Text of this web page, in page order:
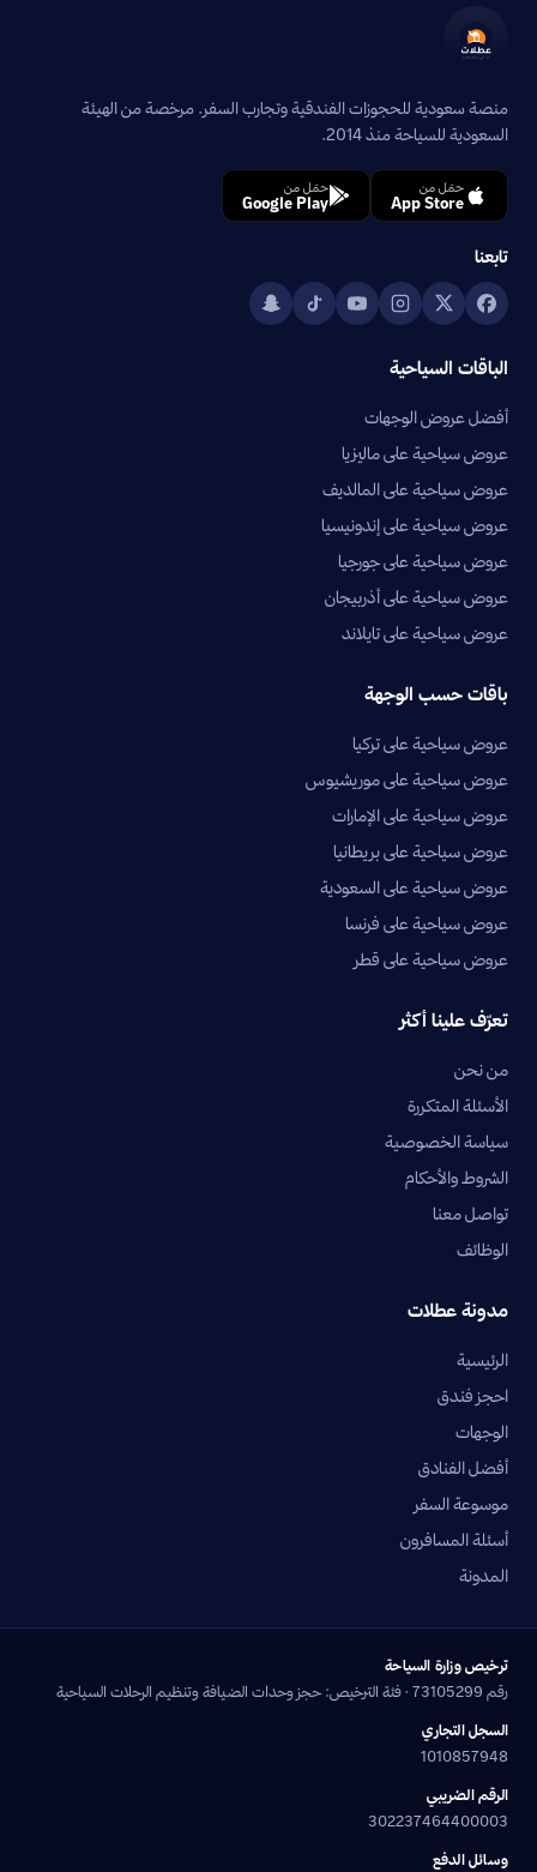
منصة سعودية للحجوزات الفندقية وتجارب السفر. مرخصة من الهيئة
السعودية للسياحة منذ 2014.
حمّل من
App Store
حمّل من
Google Play
تابعنا
الباقات السياحية
أفضل عروض الوجهات
عروض سياحية على ماليزيا
عروض سياحية على المالديف
عروض سياحية على إندونيسيا
عروض سياحية على جورجيا
عروض سياحية على أذربيجان
عروض سياحية على تايلاند
باقات حسب الوجهة
عروض سياحية على تركيا
عروض سياحية على موريشيوس
عروض سياحية على الإمارات
عروض سياحية على بريطانيا
عروض سياحية على السعودية
عروض سياحية على فرنسا
عروض سياحية على قطر
تعرّف علينا أكثر
من نحن
الأسئلة المتكررة
سياسة الخصوصية
الشروط والأحكام
تواصل معنا
الوظائف
مدونة عطلات
الرئيسية
احجز فندق
الوجهات
أفضل الفنادق
موسوعة السفر
أسئلة المسافرون
المدونة
ترخيص وزارة السياحة
رقم 73105299 · فئة الترخيص: حجز وحدات الضيافة وتنظيم الرحلات السياحية
السجل التجاري
1010857948
الرقم الضريبي
302237464400003
وسائل الدفع